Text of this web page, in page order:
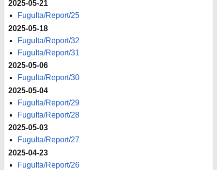
2025-05-21
FuguIta/Report/25
2025-05-18
FuguIta/Report/32
FuguIta/Report/31
2025-05-06
FuguIta/Report/30
2025-05-04
FuguIta/Report/29
FuguIta/Report/28
2025-05-03
FuguIta/Report/27
2025-04-23
FuguIta/Report/26